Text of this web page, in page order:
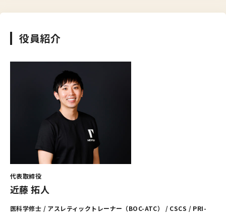
役員紹介
代表取締役
近藤 拓人
医科学修士 / アスレティックトレーナー（BOC-ATC） / CSCS / PRI-